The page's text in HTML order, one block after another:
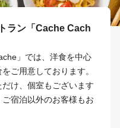
ラン「Cache Cach
」では、洋食を中心
ご用意しております。
け、個室もございます
宿泊以外のお客様もお